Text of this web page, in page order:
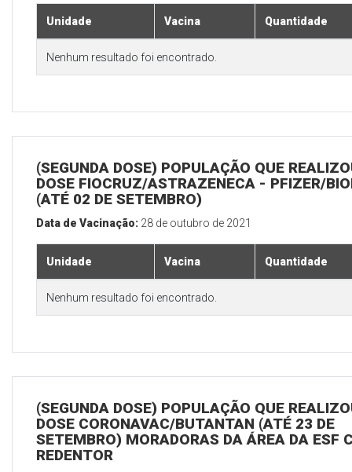
Unidade Vacina Quantidade
Nenhum resultado foi encontrado.
(SEGUNDA DOSE) POPULAÇÃO QUE
DOSE FIOCRUZ/ASTRAZENECA - PFIZER/
(ATÉ 02 DE SETEMBRO)
Data de Vacinação: 28 de outubro de 2021
Unidade Vacina Quantidade
Nenhum resultado foi encontrado.
(SEGUNDA DOSE) POPULAÇÃO QUE
DOSE CORONAVAC/BUTANTAN (ATÉ 23 DE
SETEMBRO) MORADORAS DA ÁREA DA ESF
REDENTOR